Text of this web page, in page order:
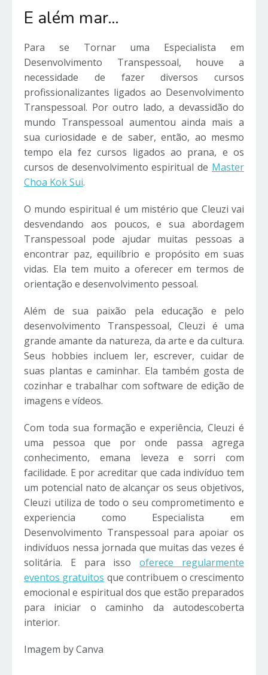
E além mar…
Para se Tornar uma Especialista em
Desenvolvimento Transpessoal, houve a
necessidade de fazer diversos cursos
profissionalizantes ligados ao Desenvolvimento
Transpessoal. Por outro lado, a devassidão do
mundo Transpessoal aumentou ainda mais a
sua curiosidade e de saber, então, ao mesmo
tempo ela fez cursos ligados ao prana, e os
cursos de desenvolvimento espiritual de Master
Choa Kok Sui.
O mundo espiritual é um mistério que Cleuzi vai
desvendando aos poucos, e sua abordagem
Transpessoal pode ajudar muitas pessoas a
encontrar paz, equilíbrio e propósito em suas
vidas. Ela tem muito a oferecer em termos de
orientação e desenvolvimento pessoal.
Além de sua paixão pela educação e pelo
desenvolvimento Transpessoal, Cleuzi é uma
grande amante da natureza, da arte e da cultura.
Seus hobbies incluem ler, escrever, cuidar de
suas plantas e caminhar. Ela também gosta de
cozinhar e trabalhar com software de edição de
imagens e vídeos.
Com toda sua formação e experiência, Cleuzi é
uma pessoa que por onde passa agrega
conhecimento, emana leveza e sorri com
facilidade. E por acreditar que cada indivíduo tem
um potencial nato de alcançar os seus objetivos,
Cleuzi utiliza de todo o seu comprometimento e
experiencia como Especialista em
Desenvolvimento Transpessoal para apoiar os
indivíduos nessa jornada que muitas das vezes é
solitária. E para issooferece regularmente
eventos gratuitos que contribuem o crescimento
emocional e espiritual dos que estão preparados
para iniciar o caminho da autodescoberta
interior.
Imagem by Canva